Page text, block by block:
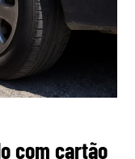
com cartão